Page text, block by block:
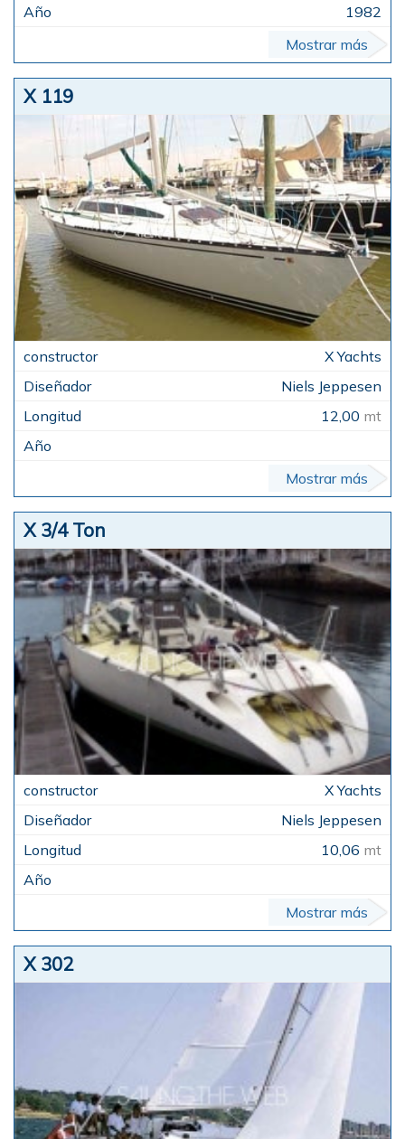
1982
Mostrar más
X 119
X Yachts
Niels Jeppesen
12,00 mt
Mostrar más
X 3/4 Ton
X Yachts
Niels Jeppesen
10,06 mt
Mostrar más
X 302